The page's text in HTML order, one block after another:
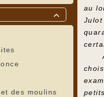

des moulins
au
Julot